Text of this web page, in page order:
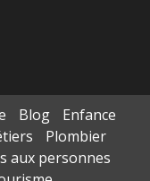
Blog
Enfance
Plombier
aux personnes